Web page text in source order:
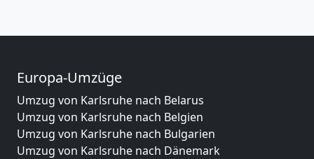
Europa-Umzüge
Umzug von Karlsruhe nach Belarus
Umzug von Karlsruhe nach Belgien
Umzug von Karlsruhe nach Bulgarien
Umzug von Karlsruhe nach Dänemark